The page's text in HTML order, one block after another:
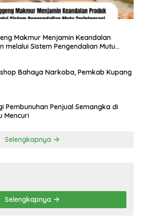
Makmur Menjamin Keandalan
melalui Sistem Pengendalian Mutu
Bahaya Narkoba, Pemkab Kupang
Pembunuhan Penjual Semangka di
Mencuri
Selengkapnya
Selengkapnya